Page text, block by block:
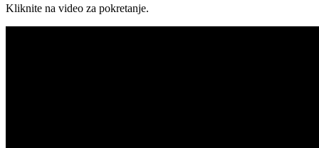
Kliknite na video za pokretanje.